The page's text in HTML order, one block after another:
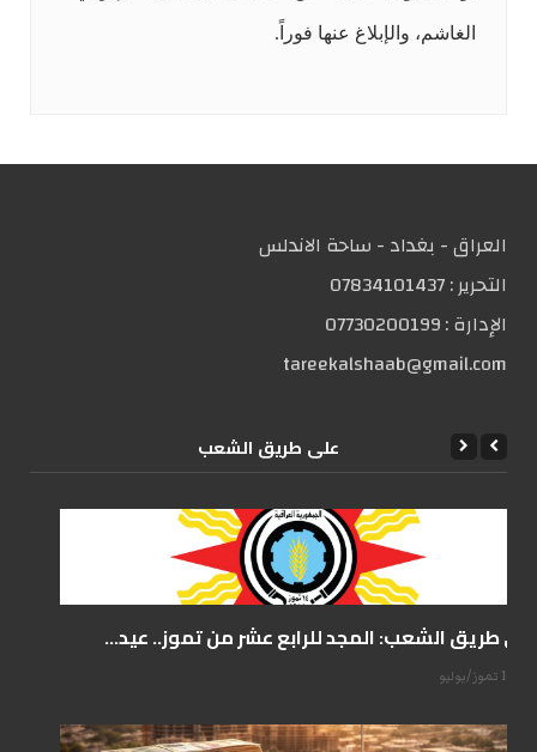
الغاشم، والإبلاغ عنها فوراً.
العراق - بغداد - ساحة الاندلس
التحریر :07834101437
الإدارة :07730200199
tareekalshaab@gmail.com
علی طریق الشعب
على طريق الشعب: المجد للرابع عشر من تموز.. عيد...
14 تموز/يوليو